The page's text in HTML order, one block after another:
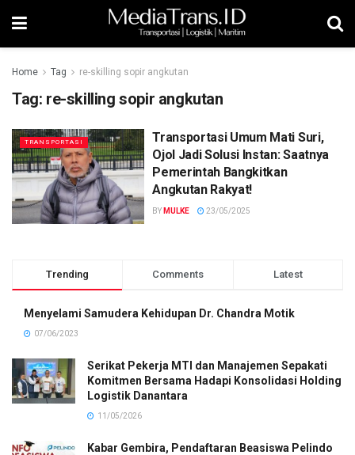
Home Tag re-skilling sopir angkutan
Tag: re-skilling sopir angkutan
TRANSPORTASI
Transportasi Umum Mati Suri,
Ojol Jadi Solusi Instan: Saatnya
Pemerintah Bangkitkan
Angkutan Rakyat!
BY MULKE 23/05/2025
Trending Comments Latest
Menyelami Samudera Kehidupan Dr. Chandra Motik
07/06/2023
Serikat Pekerja MTI dan Manajemen Sepakati
Komitmen Bersama Hadapi Konsolidasi Holding
Logistik Danantara
11/05/2026
Kabar Gembira, Pendaftaran Beasiswa Pelindo